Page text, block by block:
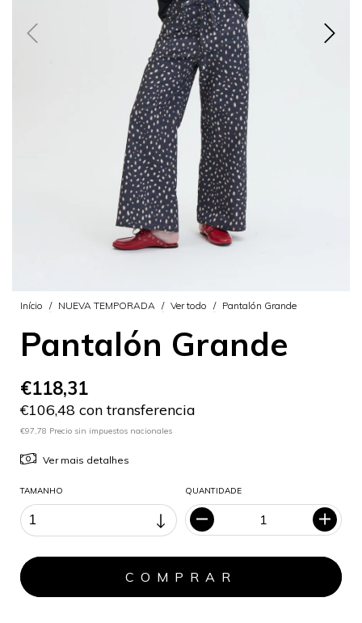
Início / NUEVA TEMPORADA / Ver todo / Pantalón Grande
Pantalón Grande
€118,31
€106,48 con transferencia
€97,78 Precio sin impuestos nacionales
Ver mais detalhes
TAMANHO QUANTIDADE